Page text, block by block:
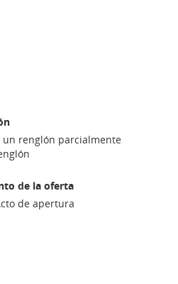
renglón parcialmente
de la oferta
de apertura